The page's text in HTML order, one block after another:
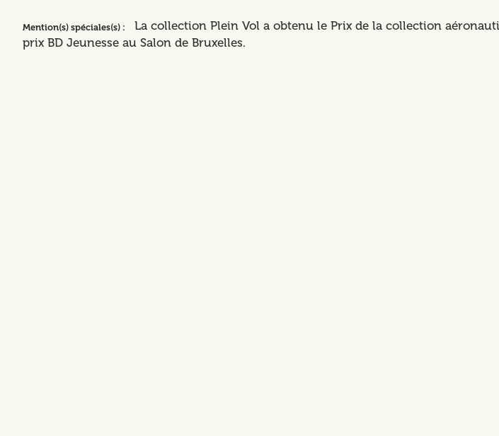
Mention(s) spéciales(s) :
La collection Plein Vol a obtenu le Prix de la collection
prix BD Jeunesse au Salon de Bruxelles.